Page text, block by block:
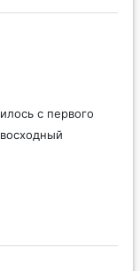
с первого